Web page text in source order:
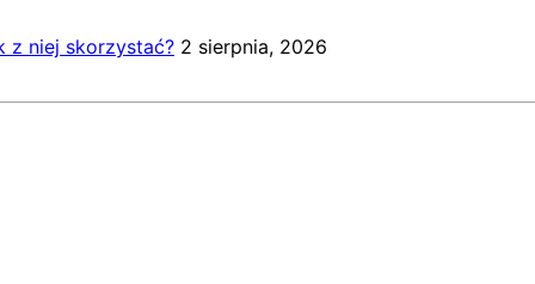
z niej skorzystać? 2 sierpnia, 2026